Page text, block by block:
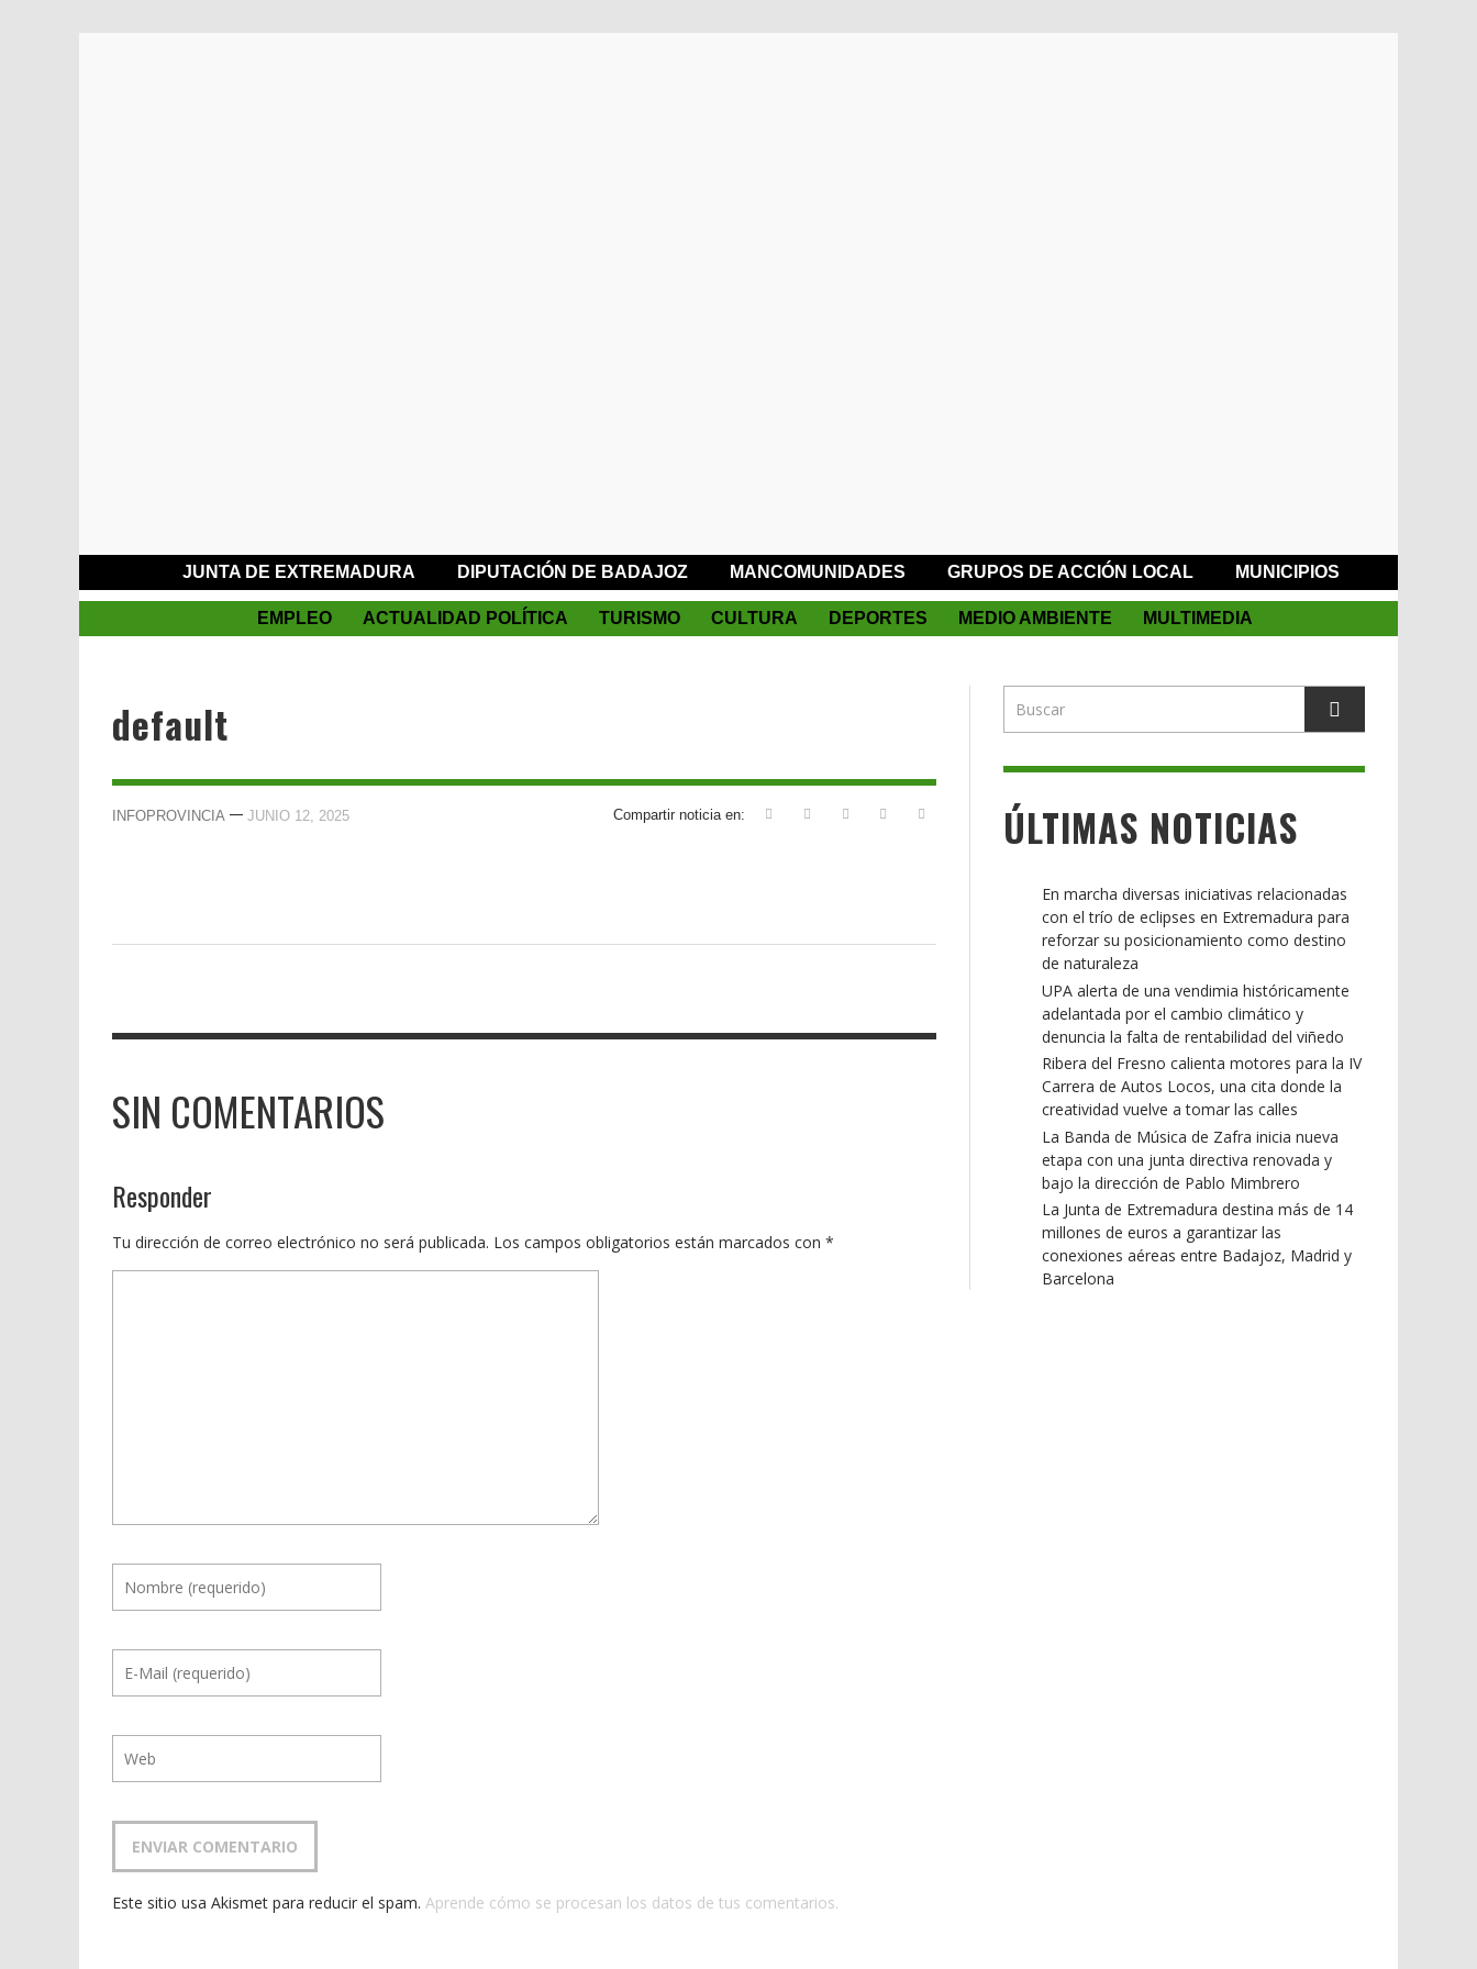
JUNTA DE EXTREMADURA DIPUTACIÓN DE BADAJOZ MANCOMUNIDADES GRUPOS DE ACCIÓN LOCAL MUNICIPIOS
EMPLEO ACTUALIDAD POLÍTICA TURISMO CULTURA DEPORTES MEDIO AMBIENTE MULTIMEDIA
default
Compartir noticia en:
INFOPROVINCIA — JUNIO 12, 2025
SIN COMENTARIOS
Responder
Tu dirección de correo electrónico no será publicada. Los campos obligatorios están marcados con *
Este sitio usa Akismet para reducir el spam. Aprende cómo se procesan los datos de tus comentarios.
ÚLTIMAS NOTICIAS
En marcha diversas iniciativas relacionadas
con el trío de eclipses en Extremadura para
reforzar su posicionamiento como destino
de naturaleza
UPA alerta de una vendimia históricamente
adelantada por el cambio climático y
denuncia la falta de rentabilidad del viñedo
Ribera del Fresno calienta motores para la IV
Carrera de Autos Locos, una cita donde la
creatividad vuelve a tomar las calles
La Banda de Música de Zafra inicia nueva
etapa con una junta directiva renovada y
bajo la dirección de Pablo Mimbrero
La Junta de Extremadura destina más de 14
millones de euros a garantizar las
conexiones aéreas entre Badajoz, Madrid y
Barcelona